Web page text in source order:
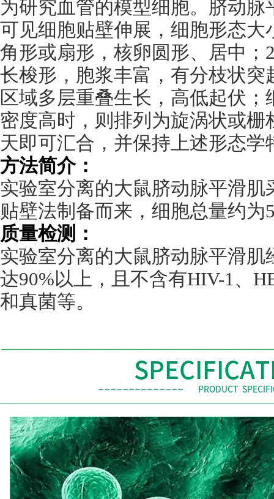
为研究血管的模型细胞。脐动
可见细胞贴壁伸展，细胞形态
角形或扇形，核卵圆形、居中；
长梭形，胞浆丰富，有分枝状
区域多层重叠生长，高低起伏
密度高时，则排列为旋涡状或
天即可汇合，并保持上述形态学
方法简介：
实验室分离的大鼠脐动脉平滑肌
贴壁法制备而来，细胞总量约为
质量检测：
实验室分离的大鼠脐动脉平滑肌
达90%以上，且不含有HIV-1、
和真菌等。